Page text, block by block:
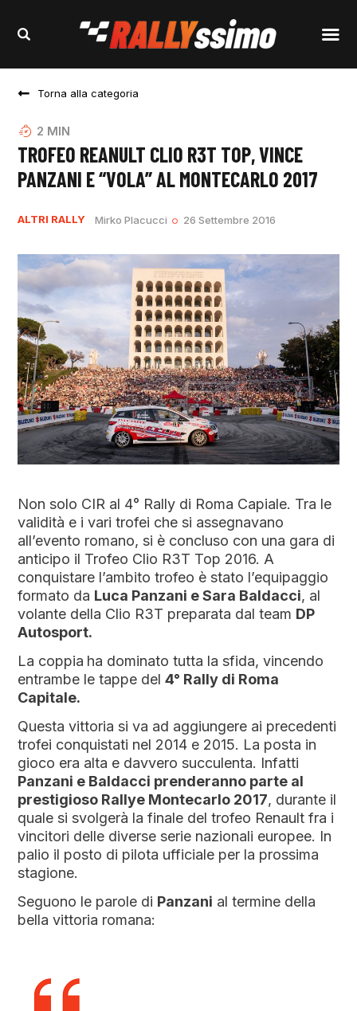
Torna alla categoria
2 MIN
TROFEO REANULT CLIO R3T TOP, VINCE
PANZANI E “VOLA” AL MONTECARLO 2017
ALTRI RALLY Mirko Placucci 26 Settembre 2016
Non solo CIR al 4° Rally di Roma Capiale. Tra le
validità e i vari trofei che si assegnavano
all’evento romano, si è concluso con una gara di
anticipo il Trofeo Clio R3T Top 2016. A
conquistare l’ambito trofeo è stato l’equipaggio
formato da Luca Panzani e Sara Baldacci, al
volante della Clio R3T preparata dal team DP
Autosport.
La coppia ha dominato tutta la sfida, vincendo
entrambe le tappe del4° Rally di Roma
Capitale.
Questa vittoria si va ad aggiungere ai precedenti
trofei conquistati nel 2014 e 2015. La posta in
gioco era alta e davvero succulenta. Infatti
Panzani e Baldacci prenderanno parte al
prestigioso Rallye Montecarlo 2017, durante il
quale si svolgerà la finale del trofeo Renault fra i
vincitori delle diverse serie nazionali europee. In
palio il posto di pilota ufficiale per la prossima
stagione.
Seguono le parole di Panzani al termine della
bella vittoria romana: